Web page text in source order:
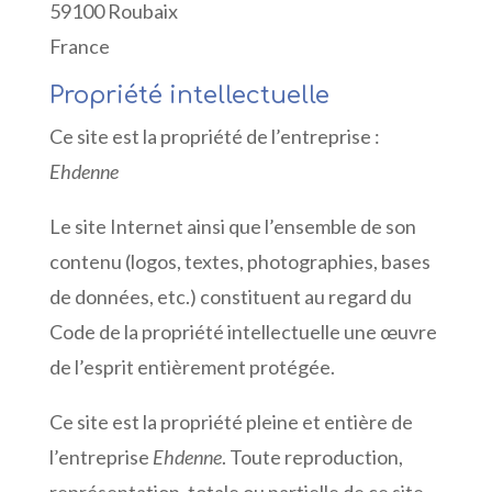
59100 Roubaix
France
Propriété intellectuelle
Ce site est la propriété de l’entreprise :
Ehdenne
Le site Internet ainsi que l’ensemble de son
contenu (logos, textes, photographies, bases
de données, etc.) constituent au regard du
Code de la propriété intellectuelle une œuvre
de l’esprit entièrement protégée.
Ce site est la propriété pleine et entière de
l’entreprise Ehdenne. Toute reproduction,